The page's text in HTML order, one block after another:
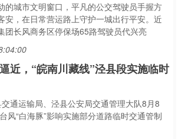
的城市文明窗口，平凡的公交驾驶员手握方
安，在日常营运路上守护一城出行平安。近
团长风商务区停保场65路驾驶员代兴亮
近，“皖南川藏线”泾县段实施临时
通运输局、泾县公安局交通管理大队8月8
风“白海豚”影响实施部分道路临时交通管制